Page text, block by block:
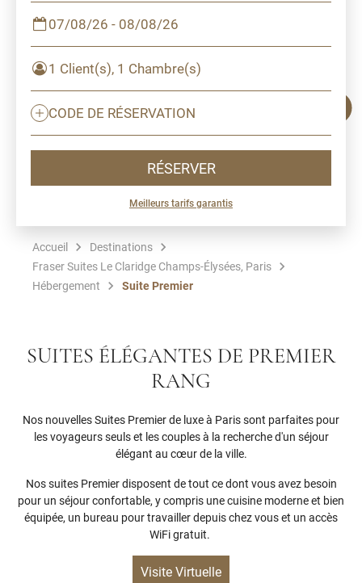
07/08/26 - 08/08/26
1 Client(s), 1 Chambre(s)
CODE DE RÉSERVATION
RÉSERVER
Meilleurs tarifs garantis
Accueil
Destinations
Fraser Suites Le Claridge Champs-Élysées, Paris
Hébergement
Suite Premier
SUITES ÉLÉGANTES DE PREMIER
RANG
Nos nouvelles Suites Premier de luxe à Paris sont parfaites pour
les voyageurs seuls et les couples à la recherche d'un séjour
élégant au cœur de la ville.
Nos suites Premier disposent de tout ce dont vous avez besoin
pour un séjour confortable, y compris une cuisine moderne et bien
équipée, un bureau pour travailler depuis chez vous et un accès
WiFi gratuit.
Visite Virtuelle